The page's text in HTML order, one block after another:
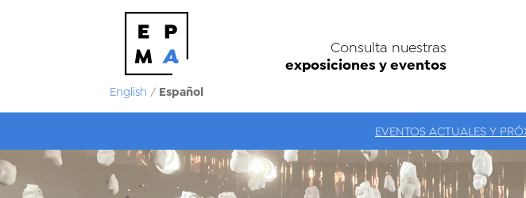
English / Español
Consulta nuestras
exposiciones y eventos
EVENTOS ACTUALES Y